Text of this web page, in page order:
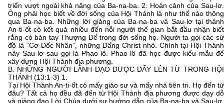
triển vượt ngoài khả năng của Ba-na-ba. 2. Hoàn cảnh của Sau-lơ.
Ông phải học biết về đời sống của Hội Thánh là như thế nào thông
qua Ba-na-ba. Những lời giảng của Ba-na-ba và Sau-lơ tại thành
An-ti-ốt có kết quả nhiều đến nỗi người thế gian bắt đầu nhận biết
rằng có bàn tay Thượng Đế trong đời sống họ. Người ta gọi các sứ
đồ là “Cơ Đốc Nhân”, những Đấng Christ nhỏ. Chính tại Hội Thánh
này Sau-lơ sau gọi là Phao-lô. Phao-lô đã học được kiểu mẫu để
xây dựng Hội Thánh địa phương.
B. NHỮNG NGƯỜI LÃNH ĐẠO ĐƯỢC DẤY LÊN TỪ TRONG HỘI
THÁNH (13:1-3) 1.
Tại Hội Thánh An-ti-ốt có mấy giáo sư và mấy nhà tiên tri. Họ đến từ
đâu? Tất cả họ đều đã đến từ Hội Thánh địa phương được dạy dỗ
và giảng đạo Lời Chúa dưới sự hướng dẫn của Ba-na-ba và Sau-lơ,